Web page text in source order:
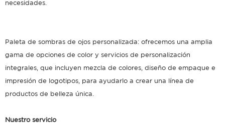
necesidades.
Paleta de sombras de ojos personalizada: ofrecemos una amplia
gama de opciones de color y servicios de personalización
integrales, que incluyen mezcla de colores, diseño de empaque e
impresión de logotipos, para ayudarlo a crear una línea de
productos de belleza única.
Nuestro servicio